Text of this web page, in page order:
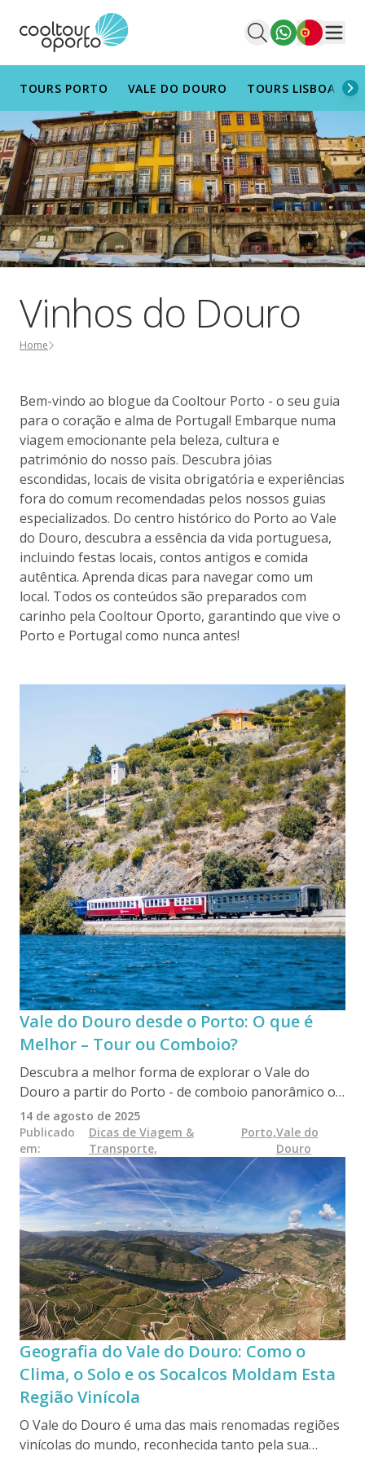
Português
TOURS PORTO VALE DO DOURO TOURS LISBOA
Vinhos do Douro
Home
Bem-vindo ao blogue da Cooltour Porto - o seu guia
para o coração e alma de Portugal! Embarque numa
viagem emocionante pela beleza, cultura e
património do nosso país. Descubra jóias
escondidas, locais de visita obrigatória e experiências
fora do comum recomendadas pelos nossos guias
especializados. Do centro histórico do Porto ao Vale
do Douro, descubra a essência da vida portuguesa,
incluindo festas locais, contos antigos e comida
autêntica. Aprenda dicas para navegar como um
local. Todos os conteúdos são preparados com
carinho pela Cooltour Oporto, garantindo que vive o
Porto e Portugal como nunca antes!
Vale do Douro desde o Porto: O que é
Melhor – Tour ou Comboio?
Descubra a melhor forma de explorar o Vale do
Douro a partir do Porto - de comboio panorâmico ou
numa visita guiada ao vinho. Este guia compara
ambas as opções com preços actualizados, prós e
contras e dicas privilegiadas, ajudando-o a escolher a
experiência mais adequada ao seu estilo de viagem.
14 de agosto de 2025
Publicado
em:
Dicas de Viagem &
Transporte,
Porto,Vale do
Douro
Geografia do Vale do Douro: Como o
Clima, o Solo e os Socalcos Moldam Esta
Região Vinícola
O Vale do Douro é uma das mais renomadas regiões
vinícolas do mundo, reconhecida tanto pela sua